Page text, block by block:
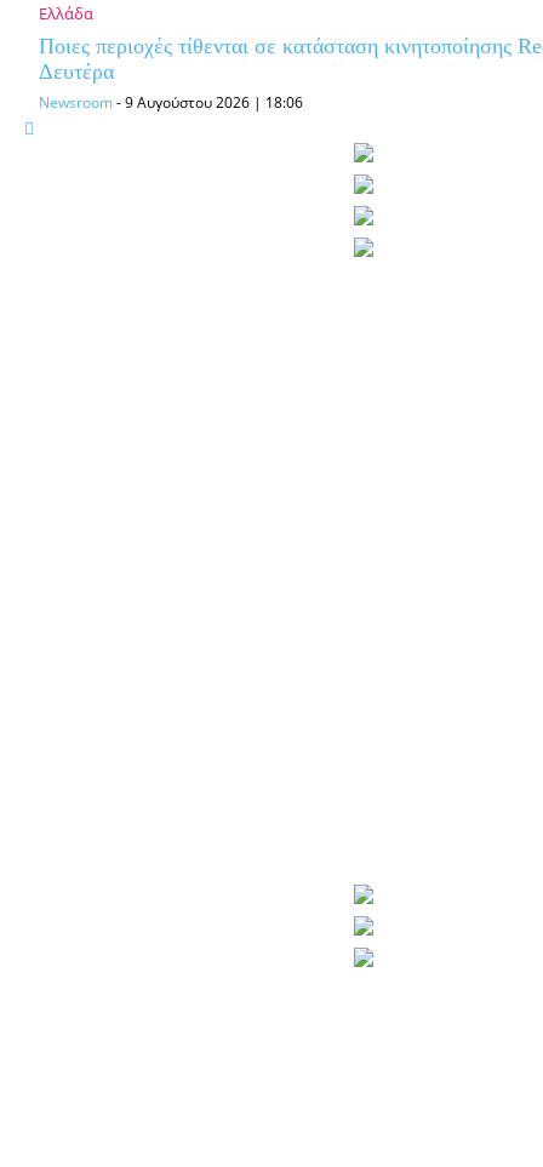
Ελλάδα
Ποιες περιοχές τίθενται σε κατάσταση κινητοποίησης
Δευτέρα
Newsroom-9 Αυγούστου 2026 | 18:06